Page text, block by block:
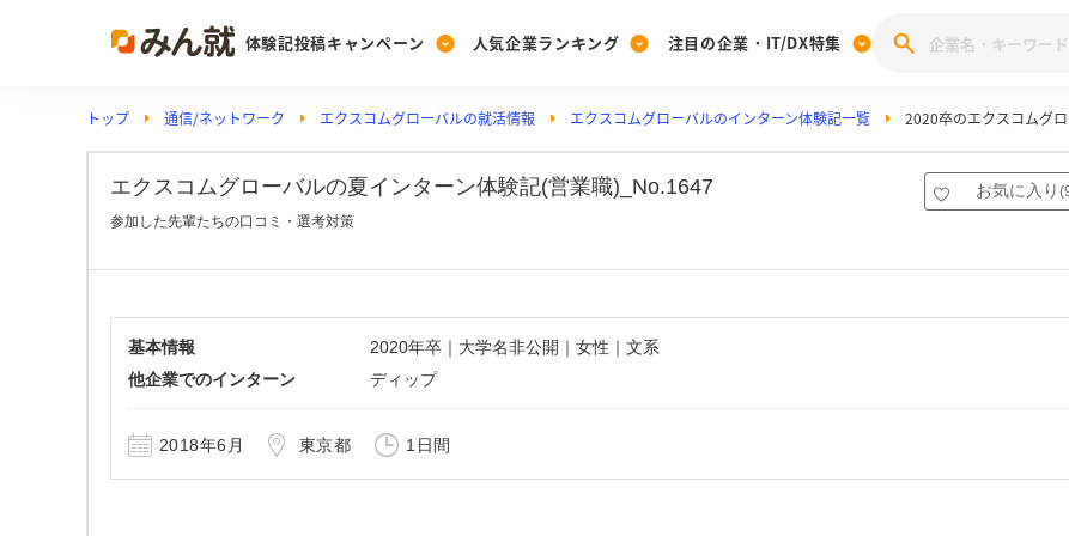
体験記投稿キャンペーン
Post
投稿する
[27卒] 本選考体験記投稿キャンペーン
人気企業ランキング
Ranking
ランキングを見る
みんなのDX企業就職ブランド調査
Vote
投票する
みん
注目の企業・IT/DX特集
PickUp
注目の企業特集
28
動画で知ろう！業界・企業研究
トップ 通信/ネットワーク エクスコムグローバルの就活情報 エクスコムグローバルのインターン体験記一覧 2020卒のエクスコムグ
エクスコムグローバルの夏インターン体験記(営業職)_No.1647 お気に入り (
参加した先輩たちの口コミ・選考対策
基本情報
2020年卒｜大学名非公開｜女性｜文系
他企業でのインターン
ディップ
2018年6月 東京都 1日間